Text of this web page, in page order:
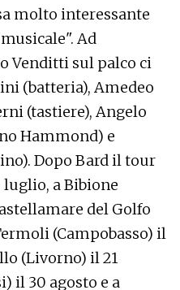
molto interessante
Ad
Venditti sul palco ci
(batteria), Amedeo
(tastiere), Angelo
Hammond) e
Dopo Bard il tour
luglio, a Bibione
del Golfo
(Campobasso) il
(Livorno) il 21
il 30 agosto e a